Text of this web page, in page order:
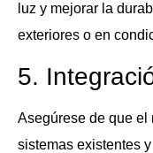
luz y mejorar la
exteriores o en
5.
Asegúrese de que el
sistemas existentes